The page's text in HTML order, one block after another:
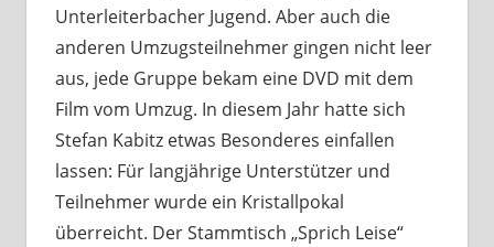
Unterleiterbacher Jugend. Aber auch die
anderen Umzugsteilnehmer gingen nicht leer
aus, jede Gruppe bekam eine DVD mit dem
Film vom Umzug. In diesem Jahr hatte sich
Stefan Kabitz etwas Besonderes einfallen
lassen: Für langjährige Unterstützer und
Teilnehmer wurde ein Kristallpokal
überreicht. Der Stammtisch „Sprich Leise“